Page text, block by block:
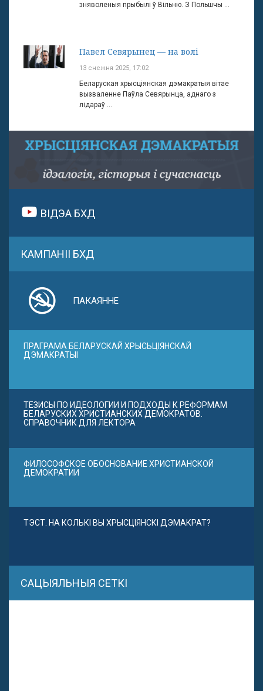
зняволеныя прыбылі ў Вільню. З Польшчы ...
Павел Севярынец — на волі
13 снежня 2025, 17:02
Беларуская хрысціянская дэмакратыя вітае
вызваленне Паўла Севярынца, аднаго з
лідараў ...
ВІДЭА БХД
КАМПАНІІ БХД
ПАКАЯННЕ
ПРАГРАМА БЕЛАРУСКАЙ ХРЫСЬЦІЯНСКАЙ
ДЭМАКРАТЫІ
ТЕЗИСЫ ПО ИДЕОЛОГИИ И ПОДХОДЫ К РЕФОРМАМ
БЕЛАРУСКИХ ХРИСТИАНСКИХ ДЕМОКРАТОВ.
СПРАВОЧНИК ДЛЯ ЛЕКТОРА
ФИЛОСОФСКОЕ ОБОСНОВАНИЕ ХРИСТИАНСКОЙ
ДЕМОКРАТИИ
ТЭСТ. НА КОЛЬКІ ВЫ ХРЫСЦІЯНСКІ ДЭМАКРАТ?
САЦЫЯЛЬНЫЯ СЕТКІ